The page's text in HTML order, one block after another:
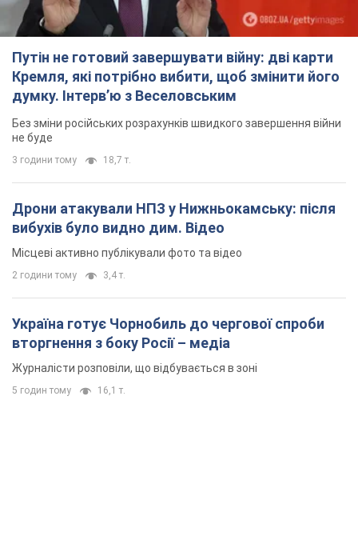
Путін не готовий завершувати війну: дві карти
Кремля, які потрібно вибити, щоб змінити його
думку. Інтерв’ю з Веселовським
Без зміни російських розрахунків швидкого завершення війни
не буде
3 години тому 18,7 т.
Дрони атакували НПЗ у Нижньокамську: після
вибухів було видно дим. Відео
Місцеві активно публікували фото та відео
2 години тому 3,4 т.
Україна готує Чорнобиль до чергової спроби
вторгнення з боку Росії – медіа
Журналісти розповіли, що відбувається в зоні
5 годин тому 16,1 т.